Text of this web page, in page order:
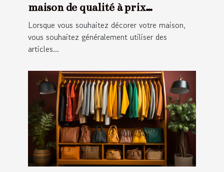
maison de qualité à prix
abordable ?
Lorsque vous souhaitez décorer votre maison,
vous souhaitez généralement utiliser des
articles...